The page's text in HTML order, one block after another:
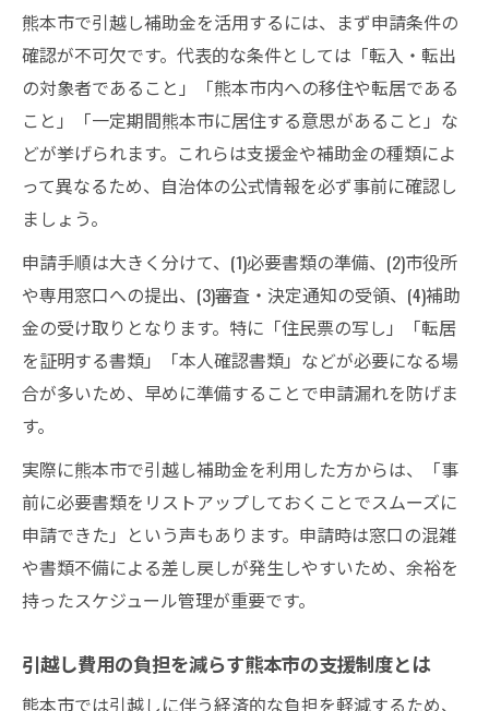
熊本市で引越し補助金を活用するには、まず申請条件の
確認が不可欠です。代表的な条件としては「転入・転出
の対象者であること」「熊本市内への移住や転居である
こと」「一定期間熊本市に居住する意思があること」な
どが挙げられます。これらは支援金や補助金の種類によ
って異なるため、自治体の公式情報を必ず事前に確認し
ましょう。
申請手順は大きく分けて、(1)必要書類の準備、(2)市役所
や専用窓口への提出、(3)審査・決定通知の受領、(4)補助
金の受け取りとなります。特に「住民票の写し」「転居
を証明する書類」「本人確認書類」などが必要になる場
合が多いため、早めに準備することで申請漏れを防げま
す。
実際に熊本市で引越し補助金を利用した方からは、「事
前に必要書類をリストアップしておくことでスムーズに
申請できた」という声もあります。申請時は窓口の混雑
や書類不備による差し戻しが発生しやすいため、余裕を
持ったスケジュール管理が重要です。
引越し費用の負担を減らす熊本市の支援制度とは
熊本市では引越しに伴う経済的な負担を軽減するため、